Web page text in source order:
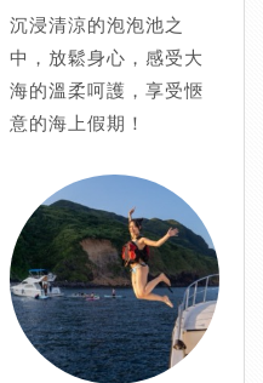
沉浸清涼的泡泡池之
中，放鬆身心，感受大
海的溫柔呵護，享受愜
意的海上假期！